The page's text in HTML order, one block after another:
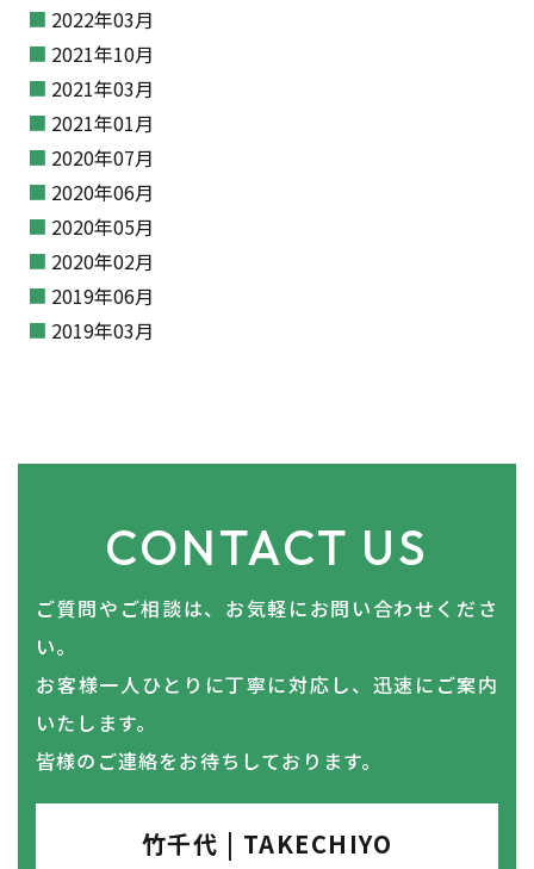
2022年03月
2021年10月
2021年03月
2021年01月
2020年07月
2020年06月
2020年05月
2020年02月
2019年06月
2019年03月
CONTACT US
ご質問やご相談は、お気軽にお問い合わせくださ
い。
​​​​​​​お客様一人ひとりに丁寧に対応し、迅速にご案内
いたします。
皆様のご連絡をお待ちしております。
竹千代 | TAKECHIYO